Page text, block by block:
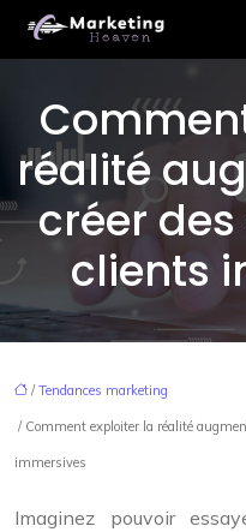
réalité
créer
clients
/Tendances marketing
/ Comment exploiter la réalité
immersives
Imaginez pouvoir